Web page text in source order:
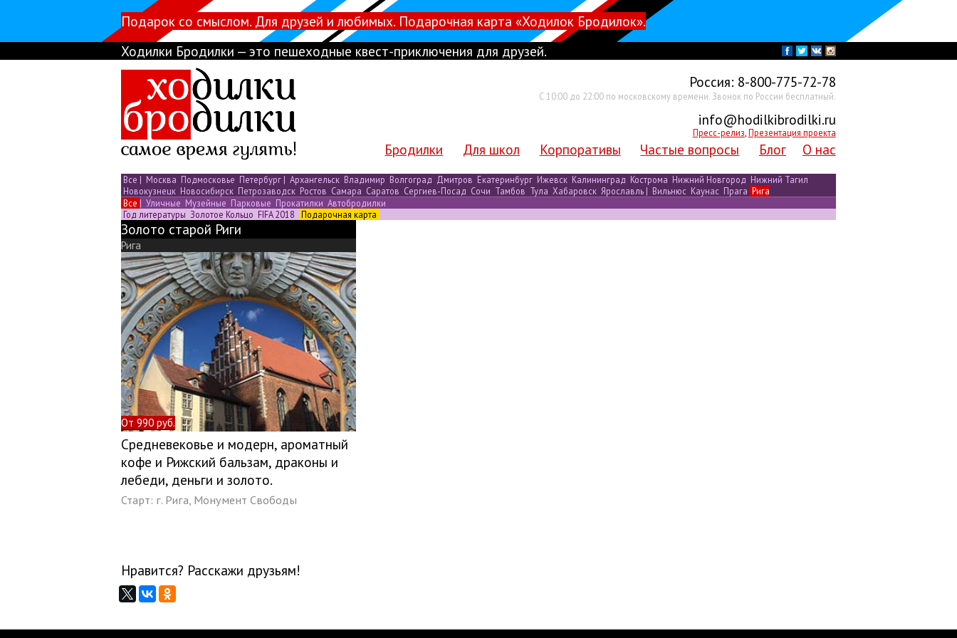
Подарок со смыслом. Для друзей и любимых. Подарочная карта «Ходилок Бродилок».
Ходилки Бродилки — это пешеходные квест-приключения для друзей.
Россия: 8-800-775-72-78
С 10:00 до 22:00 по московскому времени. Звонок по России бесплатный.
info@hodilkibrodilki.ru
Пресс-релиз Презентация проекта
Бродилки Для школ Корпоративы Частые вопросы Блог О нас
Все | Москва Подмосковье Петербург | Архангельск Владимир Волгоград Дмитров Екатеринбург Ижевск Калининград Кострома Нижний Новгород Нижний Тагил
Новокузнецк Новосибирск Петрозаводск Ростов Самара Саратов Сергиев-Посад Сочи Тамбов Тула Хабаровск Ярославль | Вильнюс Каунас Прага Рига
Все | Уличные Музейные Парковые Прокатилки Автобродилки
Год литературы Золотое Кольцо FIFA 2018 Подарочная карта
Золото старой Риги
Рига
От 990 руб.
Средневековье и модерн, ароматный
кофе и Рижский бальзам, драконы и
лебеди, деньги и золото.
Старт: г. Рига, Монумент Свободы
Нравится? Расскажи друзьям!